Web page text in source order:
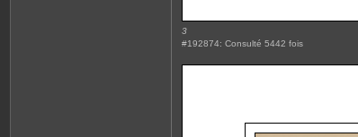
3
#192874: Consulté 5442 fois